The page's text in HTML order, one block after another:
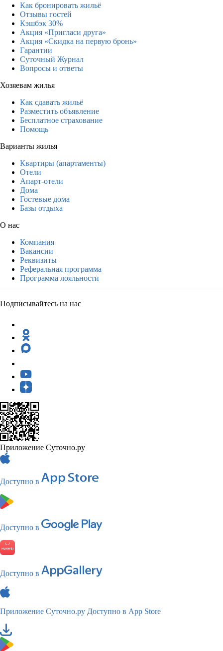
Как бронировать жильё
Отзывы гостей
Кэшбэк 30%
Акция «Пригласи друга»
Акция «Скидка на первую бронь»
Гарантии
Суточный Журнал
Вопросы и ответы
Хозяевам жилья
Как сдавать жильё
Разместить объявление
Бесплатное страхование
Помощь
Варианты жилья
Квартиры (апартаменты)
Отели
Апарт-отели
Дома
Гостевые дома
Базы отдыха
О нас
Компания
Вакансии
Реквизиты
Реферальная программа
Программа лояльности
Подписывайтесь на нас
Приложение Суточно.ру
Доступно в
Доступно в
Доступно в
Приложение Суточно.ру Доступно в App Store